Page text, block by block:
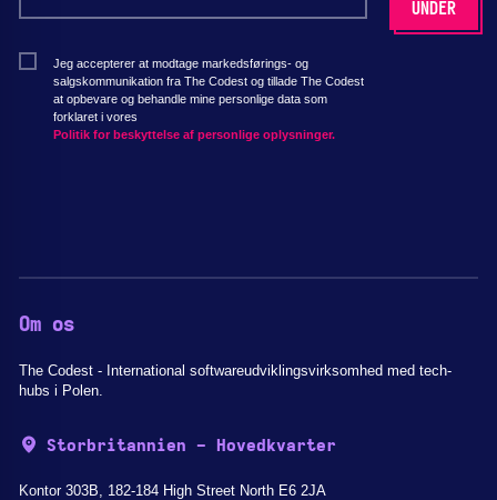
Jeg accepterer at modtage markedsførings- og
salgskommunikation fra The Codest og tillade The Codest
at opbevare og behandle mine personlige data som
forklaret i vores
Politik for beskyttelse af personlige oplysninger.
Om os
The Codest - International softwareudviklingsvirksomhed med tech-
hubs i Polen.
Storbritannien - Hovedkvarter
Kontor 303B, 182-184 High Street North E6 2JA